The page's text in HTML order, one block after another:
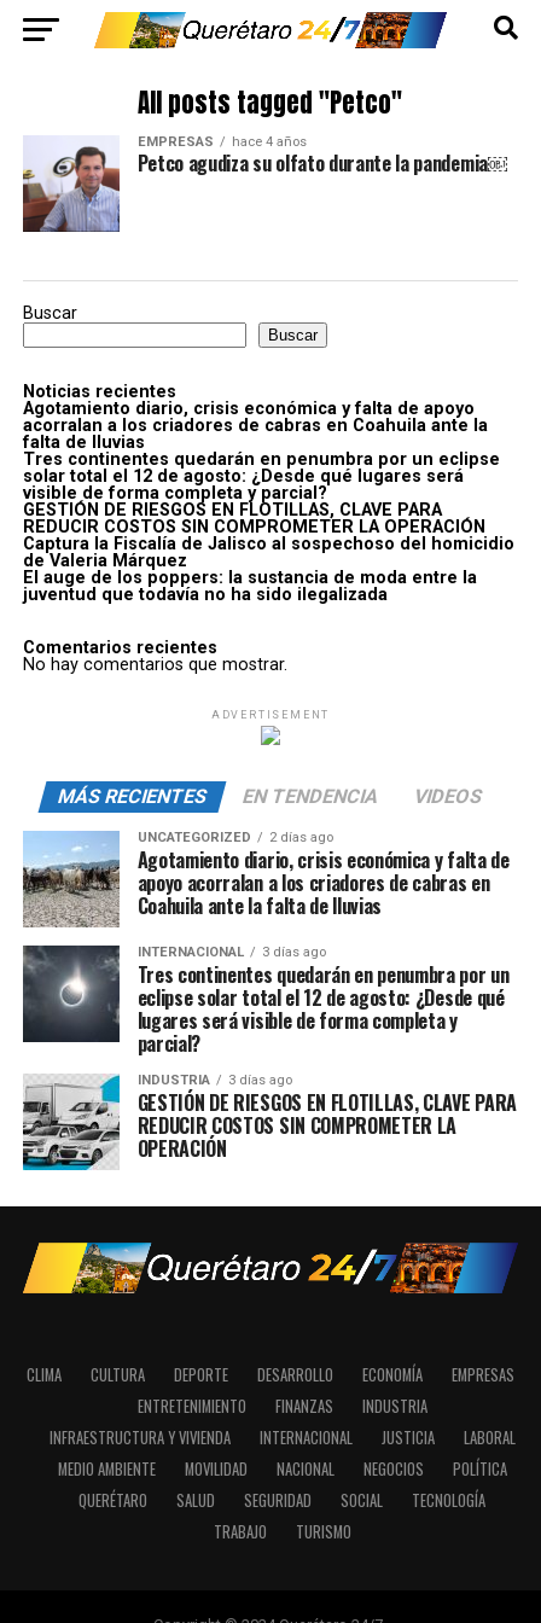
All posts tagged "Petco"
EMPRESAS hace 4 años
Petco agudiza su olfato durante la pandemia￼
Buscar
Buscar
Noticias recientes
Agotamiento diario, crisis económica y falta de apoyo
acorralan a los criadores de cabras en Coahuila ante la
falta de lluvias
Tres continentes quedarán en penumbra por un eclipse
solar total el 12 de agosto: ¿Desde qué lugares será
visible de forma completa y parcial?
GESTIÓN DE RIESGOS EN FLOTILLAS, CLAVE PARA
REDUCIR COSTOS SIN COMPROMETER LA OPERACIÓN
Captura la Fiscalía de Jalisco al sospechoso del homicidio
de Valeria Márquez
El auge de los poppers: la sustancia de moda entre la
juventud que todavía no ha sido ilegalizada
Comentarios recientes
No hay comentarios que mostrar.
ADVERTISEMENT
MÁS RECIENTES EN TENDENCIA VIDEOS
UNCATEGORIZED 2 días ago
Agotamiento diario, crisis económica y falta de
apoyo acorralan a los criadores de cabras en
Coahuila ante la falta de lluvias
INTERNACIONAL 3 días ago
Tres continentes quedarán en penumbra por un
eclipse solar total el 12 de agosto: ¿Desde qué
lugares será visible de forma completa y
parcial?
INDUSTRIA 3 días ago
GESTIÓN DE RIESGOS EN FLOTILLAS, CLAVE PARA
REDUCIR COSTOS SIN COMPROMETER LA
OPERACIÓN
CLIMA CULTURA DEPORTE DESARROLLO ECONOMÍA
EMPRESAS
ENTRETENIMIENTO
FINANZAS
INDUSTRIA
INFRAESTRUCTURA Y VIVIENDA
INTERNACIONAL JUSTICIA
LABORAL
MEDIO AMBIENTE
MOVILIDAD NACIONAL NEGOCIOS
POLÍTICA
QUERÉTARO
SALUD SEGURIDAD SOCIAL
TECNOLOGÍA
TRABAJO
TURISMO